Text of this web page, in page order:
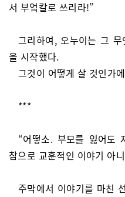
서 부엌칼로 쓰리라!”
그리하여, 오누이는 그
을 시작했다.
그것이 어떻게 살 것인가
***
“어떻소. 부모를 잃어도
참으로 교훈적인 이야기 아
주막에서 이야기를 마친